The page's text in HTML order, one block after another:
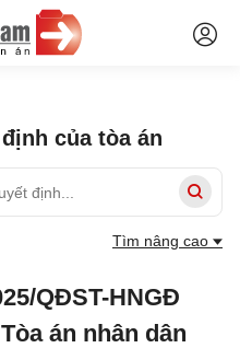
của tòa án
Tìm nâng cao
QĐST-HNGĐ
án nhân dân